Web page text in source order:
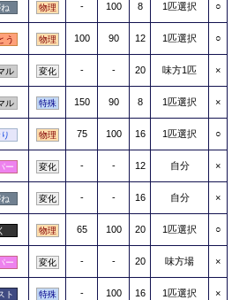
物理 - 100 8 1匹選択 ○
う 物理 100 90 12 1匹選択 ○
ル 変化 - - 20 味方1匹 ×
ル 特殊 150 90 8 1匹選択 ×
物理 75 100 16 1匹選択 ○
ー 変化 - - 12 自分 ×
変化 - - 16 自分 ×
物理 65 100 20 1匹選択 ○
ー 変化 - - 20 味方場 ×
ト 特殊 - 100 16 1匹選択 ×